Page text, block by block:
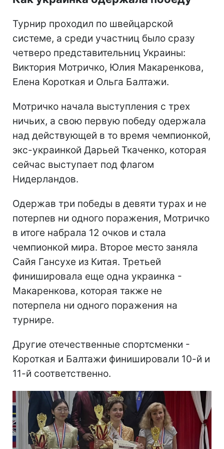
Турнир проходил по швейцарской
системе, а среди участниц было сразу
четверо представительниц Украины:
Виктория Мотричко, Юлия Макаренкова,
Елена Короткая и Ольга Балтажи.
Мотричко начала выступления с трех
ничьих, а свою первую победу одержала
над действующей в то время чемпионкой,
экс-украинкой Дарьей Ткаченко, которая
сейчас выступает под флагом
Нидерландов.
Одержав три победы в девяти турах и не
потерпев ни одного поражения, Мотричко
в итоге набрала 12 очков и стала
чемпионкой мира. Второе место заняла
Сайя Гансухе из Китая. Третьей
финишировала еще одна украинка -
Макаренкова, которая также не
потерпела ни одного поражения на
турнире.
Другие отечественные спортсменки -
Короткая и Балтажи финишировали 10-й и
11-й соответственно.